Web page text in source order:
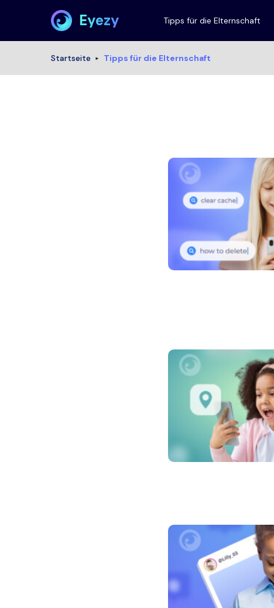
Eyezy Tipps für die Elternschaft
Startseite Tipps für die Elternschaft